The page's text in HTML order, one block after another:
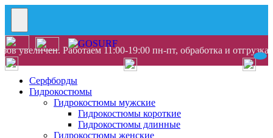
увеличен. Работаем 11:00-19:00 пн-пт, обработка и
Серфборды
Гидрокостюмы
Гидрокостюмы мужские
Гидрокостюмы короткие
Гидрокостюмы длинные
Гидрокостюмы женские